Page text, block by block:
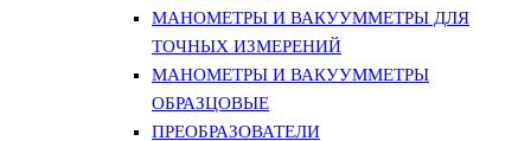
МАНОМЕТРЫ И ВАКУУММЕТРЫ ДЛЯ
ТОЧНЫХ ИЗМЕРЕНИЙ
МАНОМЕТРЫ И ВАКУУММЕТРЫ
ОБРАЗЦОВЫЕ
ПРЕОБРАЗОВАТЕЛИ